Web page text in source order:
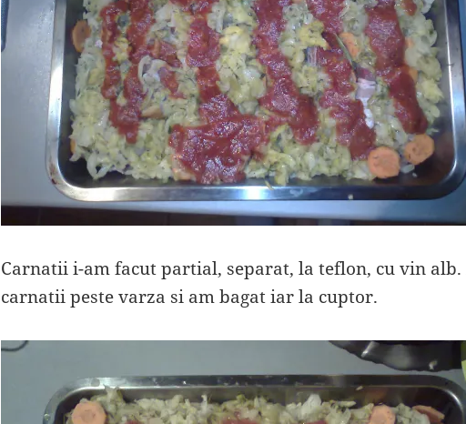
Carnatii i-am facut partial, separat, la teflon, cu vin alb.
carnatii peste varza si am bagat iar la cuptor.